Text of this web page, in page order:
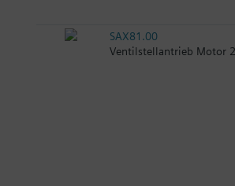
SAX81.00
Ventilstellantrieb Motor